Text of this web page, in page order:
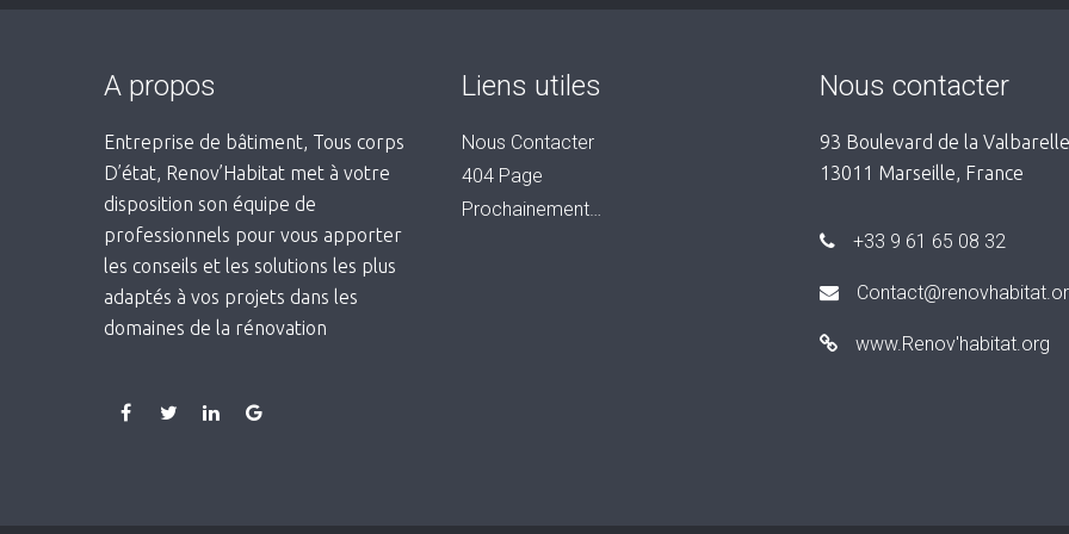
A propos
Entreprise de bâtiment, Tous corps
D’état, Renov’Habitat met à votre
disposition son équipe de
professionnels pour vous apporter
les conseils et les solutions les plus
adaptés à vos projets dans les
domaines de la rénovation
Liens utiles
Nous Contacter
404 Page
Prochainement…
Nous contacter
93 Boulevard de la
13011 Marseille, France
+33 9 61 65 08 32
www.Renov'habitat.org